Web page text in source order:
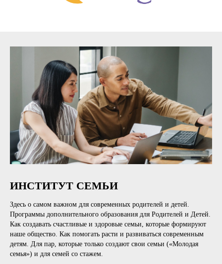
ИНСТИТУТ СЕМЬИ
Здесь о самом важном для современных родителей и детей.
Программы дополнительного образования для Родителей и Детей.
Как создавать счастливые и здоровые семьи, которые формируют
наше общество. Как помогать расти и развиваться современным
детям. Для пар, которые только создают свои семьи («Молодая
семья») и для семей со стажем.